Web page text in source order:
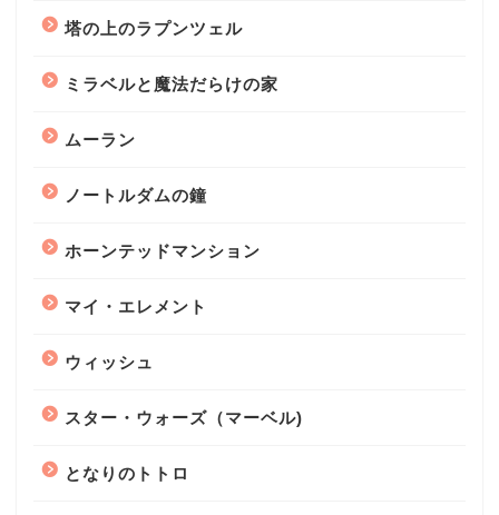
塔の上のラプンツェル
ミラベルと魔法だらけの家
ムーラン
ノートルダムの鐘
ホーンテッドマンション
マイ・エレメント
ウィッシュ
スター・ウォーズ（マーベル)
となりのトトロ